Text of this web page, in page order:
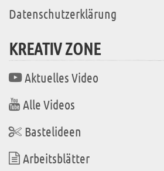
Datenschutzerklärung
KREATIV ZONE
Aktuelles Video
Alle Videos
Bastelideen
Arbeitsblätter